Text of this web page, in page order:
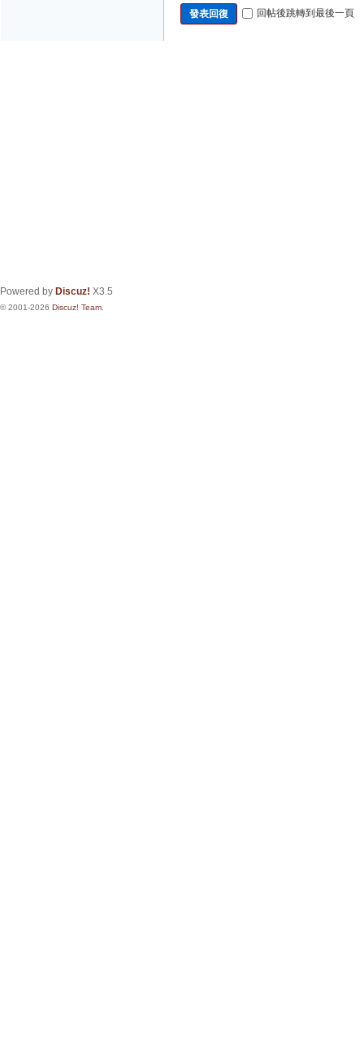
發表回復 回帖後跳轉到最後一頁
Powered by Discuz! X3.5
© 2001-2026 Discuz! Team